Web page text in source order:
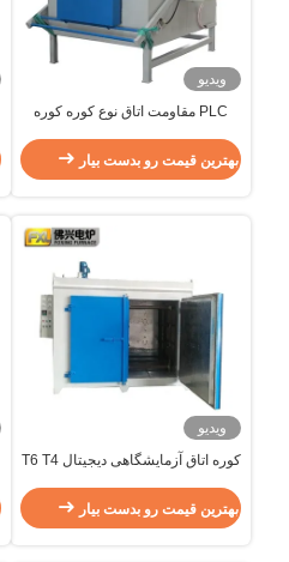
ویدیو
PLC مقاومت اتاق نوع کوره کوره
بهترین قیمت رو بدست بیار
ویدیو
کوره اتاق آزمایشگاهی دیجیتال T6 T4
بهترین قیمت رو بدست بیار